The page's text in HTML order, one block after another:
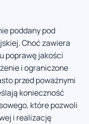
poddany pod
Choć zawiera
poprawę jakości
i ograniczone
przed poważnymi
konieczność
które pozwoli
i realizację